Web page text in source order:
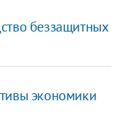
беззащитных
экономики